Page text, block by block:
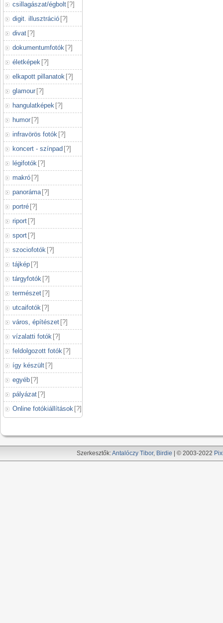
csillagászat/égbolt [?]
digit. illusztráció [?]
divat [?]
dokumentumfotók [?]
életképek [?]
elkapott pillanatok [?]
glamour [?]
hangulatképek [?]
humor [?]
infravörös fotók [?]
koncert - színpad [?]
légifotók [?]
makró [?]
panoráma [?]
portré [?]
riport [?]
sport [?]
szociofotók [?]
tájkép [?]
tárgyfotók [?]
természet [?]
utcaifotók [?]
város, építészet [?]
vízalatti fotók [?]
feldolgozott fotók [?]
így készült [?]
egyéb [?]
pályázat [?]
Online fotókiállítások [?]
Szerkesztők:Antalóczy Tibor, Birdie | © 2003-2022